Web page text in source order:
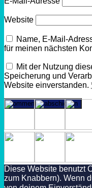
Website
Name, E-Mail-
für meinen nächsten
Mit der Nutzung
Speicherung und
Website einverstanden.
Diese Website benutzt
zum Knabbern). Wenn